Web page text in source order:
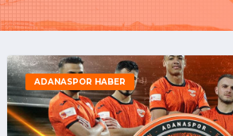
ADANASPOR HABER